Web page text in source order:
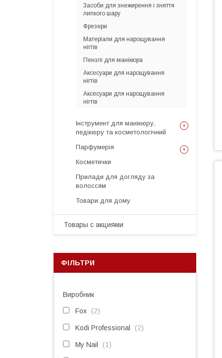
Засоби для знежирення і зняття
липкого шару
Фрезери
Матеріали для нарощування
нігтів
Пензлі для манікюра
Аксесуари для нарощування
нігтів
Аксесуари для нарощування
нігтів
Інструмент для манікюру,
педікюру та косметологічний
Парфумерія
Косметички
Прилади для догляду за
волоссям
Товари для дому
Товары с акциями
ФІЛЬТРИ
Виробник
Fox 2
Kodi Professional 2
My Nail 1